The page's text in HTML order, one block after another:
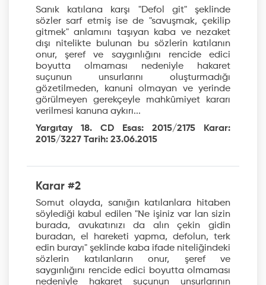
Sanık katılana karşı "Defol git" şeklinde
sözler sarf etmiş ise de "savuşmak, çekilip
gitmek" anlamını taşıyan kaba ve nezaket
dışı nitelikte bulunan bu sözlerin katılanın
onur, şeref ve saygınlığını rencide edici
boyutta olmaması nedeniyle hakaret
suçunun unsurlarını oluşturmadığı
gözetilmeden, kanuni olmayan ve yerinde
görülmeyen gerekçeyle mahkûmiyet kararı
verilmesi kanuna aykırı...
Yargıtay 18. CD Esas: 2015/2175 Karar:
2015/3227 Tarih: 23.06.2015
Karar #2
Somut olayda, sanığın katılanlara hitaben
söylediği kabul edilen "Ne işiniz var lan sizin
burada, avukatınızı da alın çekin gidin
buradan, el hareketi yapma, defolun, terk
edin burayı" şeklinde kaba ifade niteliğindeki
sözlerin katılanların onur, şeref ve
saygınlığını rencide edici boyutta olmaması
nedeniyle hakaret suçunun unsurlarının